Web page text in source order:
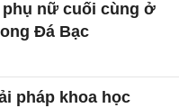
nữ cuối cùng ở
Đá Bạc
pháp khoa học